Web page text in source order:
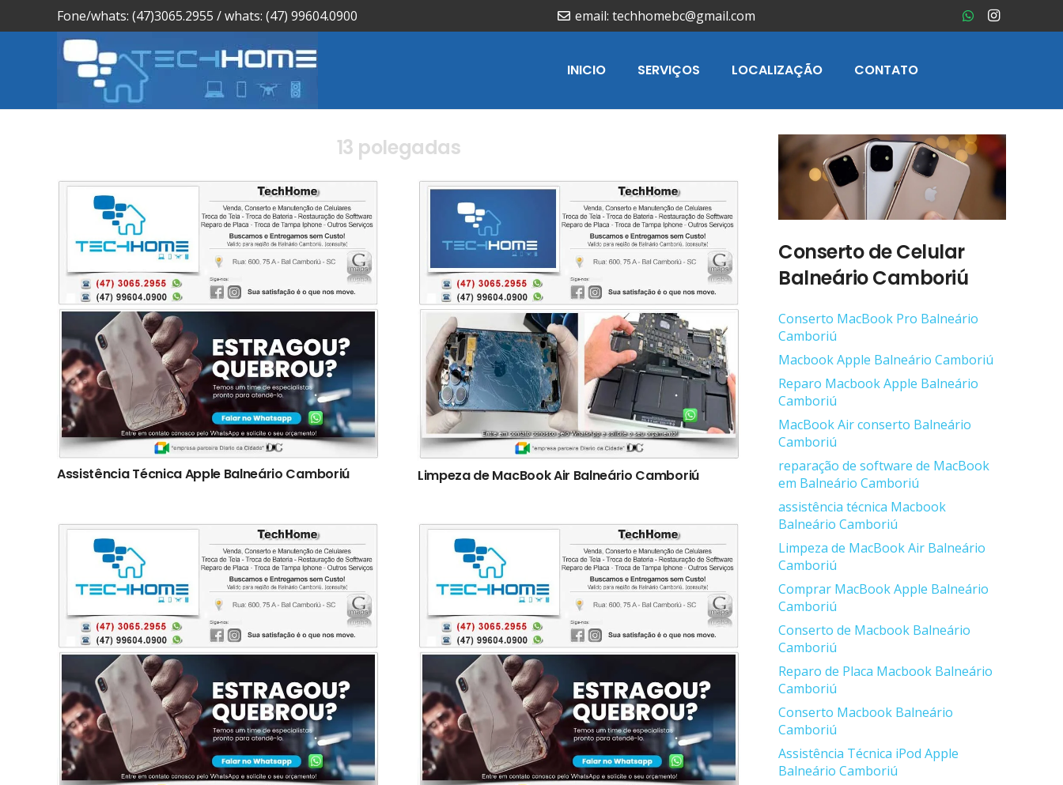
Fone/whats: (47)3065.2955 / whats: (47) 99604.0900 email: techhomebc@gmail.com
INICIO SERVIÇOS LOCALIZAÇÃO CONTATO
13 polegadas
Assistência Técnica Apple Balneário Camboriú Limpeza de MacBook Air Balneário Camboriú
Conserto de Celular
Balneário Camboriú
Conserto ‎MacBook Pro Balneário
Camboriú
Macbook Apple Balneário Camboriú
Reparo Macbook Apple Balneário
Camboriú
MacBook Air conserto Balneário
Camboriú
reparação de software de MacBook
em Balneário Camboriú
assistência técnica Macbook
Balneário Camboriú
Limpeza de MacBook Air Balneário
Camboriú
Comprar MacBook Apple Balneário
Camboriú
Conserto de Macbook Balneário
Camboriú
Reparo de Placa Macbook Balneário
Camboriú
Conserto Macbook Balneário
Camboriú
Assistência Técnica iPod Apple
Balneário Camboriú